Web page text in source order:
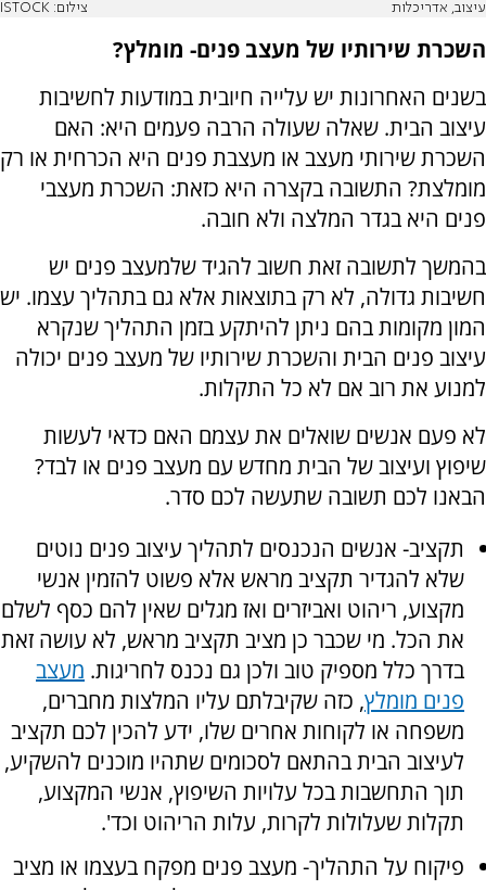
עיצוב, אדריכלות צילום: ISTOCK
השכרת שירותיו של מעצב פנים- מומלץ?
בשנים האחרונות יש עלייה חיובית במודעות לחשיבות
עיצוב הבית. שאלה שעולה הרבה פעמים היא: האם
השכרת שירותי מעצב או מעצבת פנים היא הכרחית או רק
מומלצת? התשובה בקצרה היא כזאת: השכרת מעצבי
פנים היא בגדר המלצה ולא חובה.
בהמשך לתשובה זאת חשוב להגיד שלמעצב פנים יש
חשיבות גדולה, לא רק בתוצאות אלא גם בתהליך עצמו. יש
המון מקומות בהם ניתן להיתקע בזמן התהליך שנקרא
עיצוב פנים הבית והשכרת שירותיו של מעצב פנים יכולה
למנוע את רוב אם לא כל התקלות.
לא פעם אנשים שואלים את עצמם האם כדאי לעשות
שיפוץ ועיצוב של הבית מחדש עם מעצב פנים או לבד?
הבאנו לכם תשובה שתעשה לכם סדר.
תקציב- אנשים הנכנסים לתהליך עיצוב פנים נוטים
שלא להגדיר תקציב מראש אלא פשוט להזמין אנשי
מקצוע, ריהוט ואביזרים ואז מגלים שאין להם כסף לשלם
את הכל. מי שכבר כן מציב תקציב מראש, לא עושה זאת
בדרך כלל מספיק טוב ולכן גם נכנס לחריגות. מעצב
פנים מומלץ, כזה שקיבלתם עליו המלצות מחברים,
משפחה או לקוחות אחרים שלו, ידע להכין לכם תקציב
לעיצוב הבית בהתאם לסכומים שתהיו מוכנים להשקיע,
תוך התחשבות בכל עלויות השיפוץ, אנשי המקצוע,
תקלות שעלולות לקרות, עלות הריהוט וכד'.
פיקוח על התהליך- מעצב פנים מפקח בעצמו או מציב